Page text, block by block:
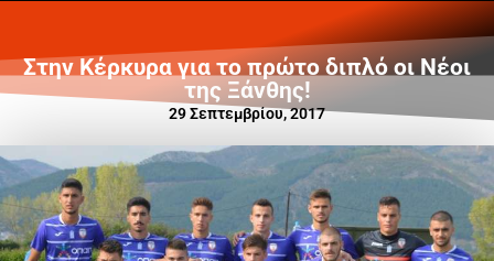
Στην Κέρκυρα για το πρώτο διπλό οι Νέοι
της Ξάνθης!
29 Σεπτεμβρίου, 2017